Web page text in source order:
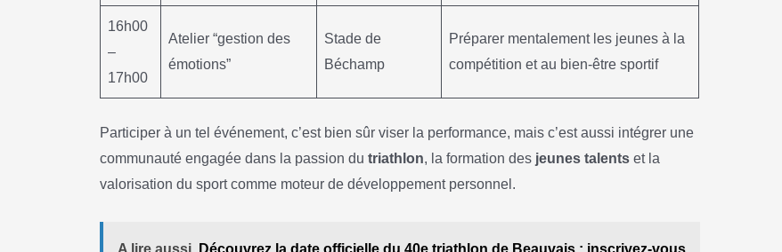
16h00
–
17h00
Atelier “gestion des
émotions”
Stade de
Béchamp
Préparer mentalement les jeunes à la
compétition et au bien-être sportif
Participer à un tel événement, c’est bien sûr viser la performance, mais c’est aussi intégrer une
communauté engagée dans la passion du triathlon, la formation des jeunes talents et la
valorisation du sport comme moteur de développement personnel.
A lire aussi Découvrez la date officielle du 40e triathlon de Beauvais : inscrivez-vous